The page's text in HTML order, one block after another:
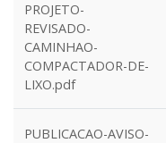
PROJETO-
REVISADO-
CAMINHAO-
COMPACTADOR-DE-
LIXO.pdf
PUBLICACAO-AVISO-